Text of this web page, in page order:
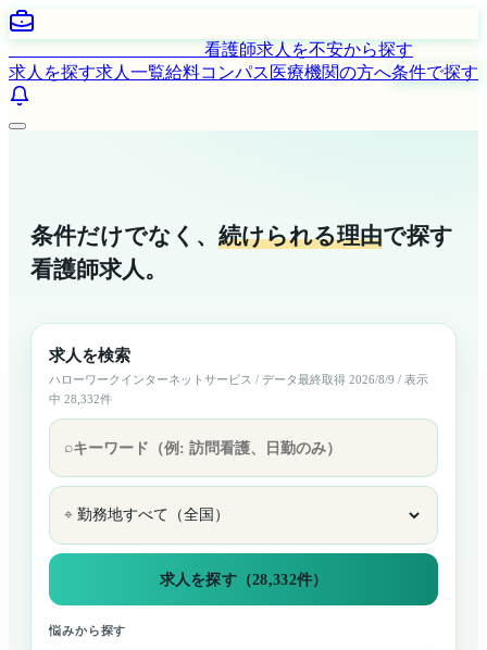
看護師求人を不安から探す
求人を探す求人一覧給料コンパス 医療機関の方へ条件で探す
条件だけでなく、 続けられる理由で探す
看護師求人。
求人を検索
ハローワークインターネットサービス / データ最終取得 2026/8/9 / 表示
中 28,332件
⌕
⌖
求人を探す（28,332件）
悩みから探す